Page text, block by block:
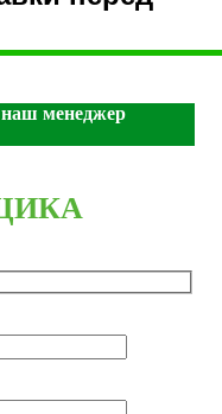
наш менеджер